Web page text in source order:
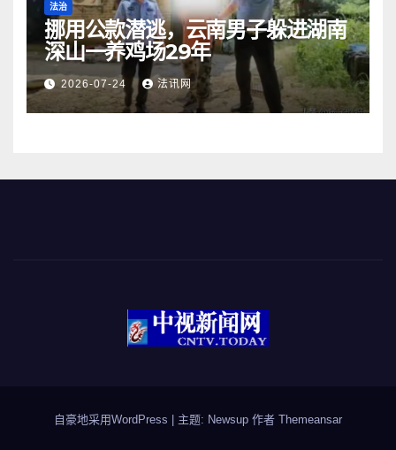
法治
挪用公款潜逃，云南男子躲进湖南
深山一养鸡场29年
2026-07-24 法讯网
自豪地采用WordPress 主题: Newsup 作者 Themeansar